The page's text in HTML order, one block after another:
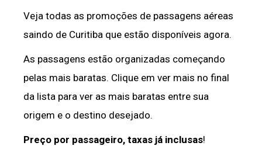
Veja todas as promoções de passagens aéreas
saindo de Curitiba que estão disponíveis agora.
As passagens estão organizadas começando
pelas mais baratas. Clique em ver mais no final
da lista para ver as mais baratas entre sua
origem e o destino desejado.
Preço por passageiro, taxas já inclusas!